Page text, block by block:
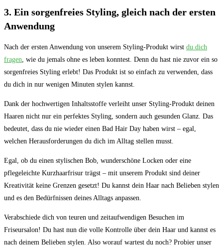
3. Ein sorgenfreies Styling, gleich nach der ersten
Anwendung
Nach der ersten Anwendung von unserem Styling-Produkt wirst du dich
fragen, wie du jemals ohne es leben konntest. Denn du hast nie zuvor ein so
sorgenfreies Styling erlebt! Das Produkt ist so einfach zu verwenden, dass
du dich in nur wenigen Minuten stylen kannst.
Dank der hochwertigen Inhaltsstoffe verleiht unser Styling-Produkt deinen
Haaren nicht nur ein perfektes Styling, sondern auch gesunden Glanz. Das
bedeutet, dass du nie wieder einen Bad Hair Day haben wirst – egal,
welchen Herausforderungen du dich im Alltag stellen musst.
Egal, ob du einen stylischen Bob, wunderschöne Locken oder eine
pflegeleichte Kurzhaarfrisur trägst – mit unserem Produkt sind deiner
Kreativität keine Grenzen gesetzt! Du kannst dein Haar nach Belieben stylen
und es den Bedürfnissen deines Alltags anpassen.
Verabschiede dich von teuren und zeitaufwendigen Besuchen im
Friseursalon! Du hast nun die volle Kontrolle über dein Haar und kannst es
nach deinem Belieben stylen. Also worauf wartest du noch? Probier unser